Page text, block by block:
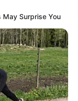
May Surprise You